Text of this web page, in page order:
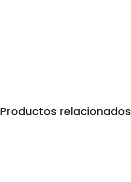
Productos relacionados